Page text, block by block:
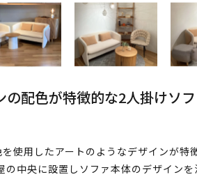
配色が特徴的な2人掛けソ
使用したアートのようなデザインが特
の中央に設置しソファ本体のデザイン